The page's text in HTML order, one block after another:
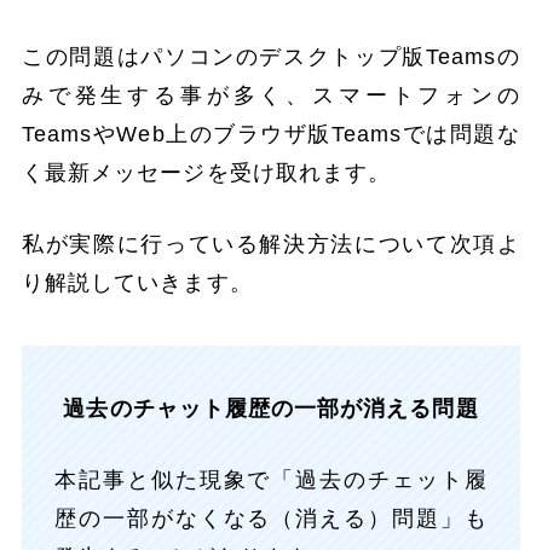
この問題はパソコンのデスクトップ版Teamsの
みで発生する事が多く、スマートフォンの
TeamsやWeb上のブラウザ版Teamsでは問題な
く最新メッセージを受け取れます。
私が実際に行っている解決方法について次項よ
り解説していきます。
過去のチャット履歴の一部が消える問題
本記事と似た現象で「過去のチェット履
歴の一部がなくなる（消える）問題」も